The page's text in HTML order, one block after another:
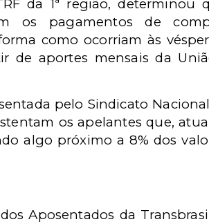
da 1ª região, determinou
os pagamentos de
como ocorriam às
de aportes mensais da
pelo Sindicato
os apelantes que,
algo próximo a 8% dos
Aposentados da